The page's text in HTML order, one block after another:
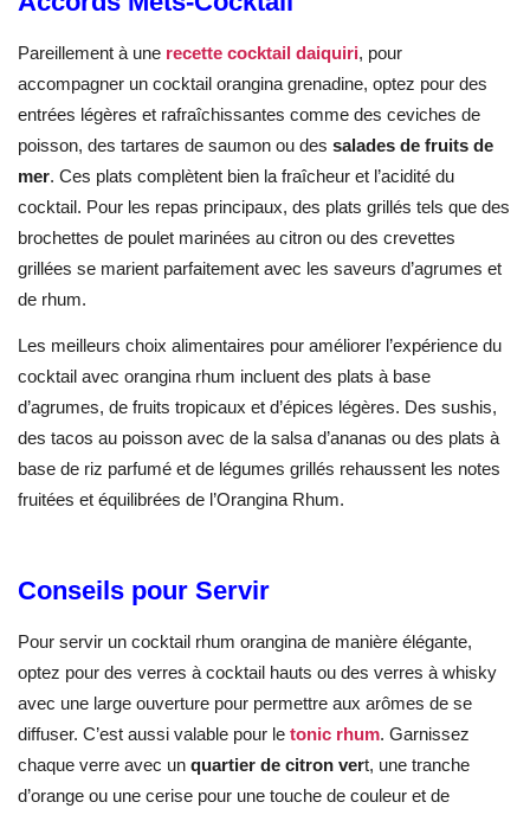
Pareillement à une recette cocktail daiquiri, pour
accompagner un cocktail orangina grenadine, optez pour des
entrées légères et rafraîchissantes comme des ceviches de
poisson, des tartares de saumon ou des salades de fruits de
mer. Ces plats complètent bien la fraîcheur et l’acidité du
cocktail. Pour les repas principaux, des plats grillés tels que des
brochettes de poulet marinées au citron ou des crevettes
grillées se marient parfaitement avec les saveurs d’agrumes et
de rhum.
Les meilleurs choix alimentaires pour améliorer l’expérience du
cocktail avec orangina rhum incluent des plats à base
d’agrumes, de fruits tropicaux et d’épices légères. Des sushis,
des tacos au poisson avec de la salsa d’ananas ou des plats à
base de riz parfumé et de légumes grillés rehaussent les notes
fruitées et équilibrées de l’Orangina Rhum.
Conseils pour Servir
Pour servir un cocktail rhum orangina de manière élégante,
optez pour des verres à cocktail hauts ou des verres à whisky
avec une large ouverture pour permettre aux arômes de se
diffuser. C’est aussi valable pour le tonic rhum. Garnissez
chaque verre avec un quartier de citron vert, une tranche
d’orange ou une cerise pour une touche de couleur et de